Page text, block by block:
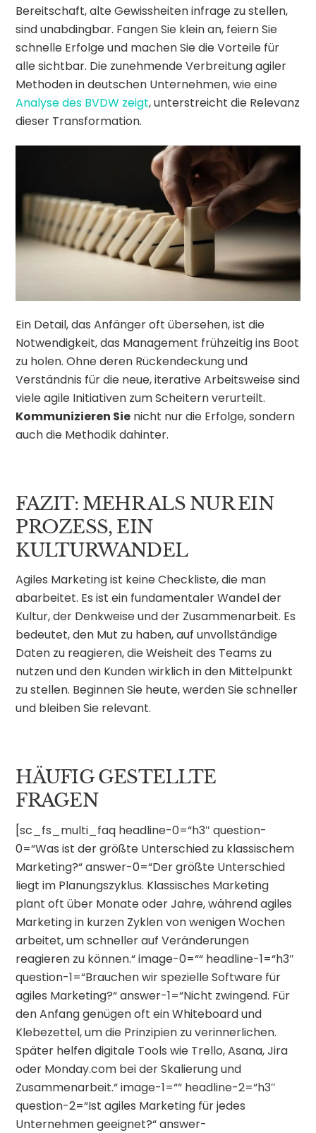
Bereitschaft, alte Gewissheiten infrage zu stellen,
sind unabdingbar. Fangen Sie klein an, feiern Sie
schnelle Erfolge und machen Sie die Vorteile für
alle sichtbar. Die zunehmende Verbreitung agiler
Methoden in deutschen Unternehmen, wie eine
Analyse des BVDW zeigt, unterstreicht die Relevanz
dieser Transformation.
Ein Detail, das Anfänger oft übersehen, ist die
Notwendigkeit, das Management frühzeitig ins Boot
zu holen. Ohne deren Rückendeckung und
Verständnis für die neue, iterative Arbeitsweise sind
viele agile Initiativen zum Scheitern verurteilt.
Kommunizieren Sie nicht nur die Erfolge, sondern
auch die Methodik dahinter.
FAZIT: MEHR ALS NUR EIN
PROZESS, EIN
KULTURWANDEL
Agiles Marketing ist keine Checkliste, die man
abarbeitet. Es ist ein fundamentaler Wandel der
Kultur, der Denkweise und der Zusammenarbeit. Es
bedeutet, den Mut zu haben, auf unvollständige
Daten zu reagieren, die Weisheit des Teams zu
nutzen und den Kunden wirklich in den Mittelpunkt
zu stellen. Beginnen Sie heute, werden Sie schneller
und bleiben Sie relevant.
HÄUFIG GESTELLTE
FRAGEN
[sc_fs_multi_faq headline-0=“h3″ question-
0=“Was ist der größte Unterschied zu klassischem
Marketing?“ answer-0=“Der größte Unterschied
liegt im Planungszyklus. Klassisches Marketing
plant oft über Monate oder Jahre, während agiles
Marketing in kurzen Zyklen von wenigen Wochen
arbeitet, um schneller auf Veränderungen
reagieren zu können.“ image-0=““ headline-1=“h3″
question-1=“Brauchen wir spezielle Software für
agiles Marketing?“ answer-1=“Nicht zwingend. Für
den Anfang genügen oft ein Whiteboard und
Klebezettel, um die Prinzipien zu verinnerlichen.
Später helfen digitale Tools wie Trello, Asana, Jira
oder Monday.com bei der Skalierung und
Zusammenarbeit.“ image-1=““ headline-2=“h3″
question-2=“Ist agiles Marketing für jedes
Unternehmen geeignet?“ answer-